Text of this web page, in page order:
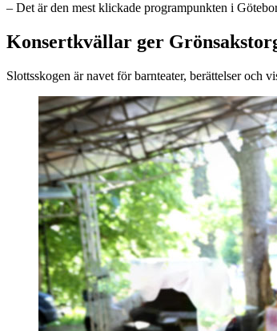
– Det är den mest klickade programpunkten i
Konsertkvällar ger
Slottsskogen är navet för barnteater, berättelser och